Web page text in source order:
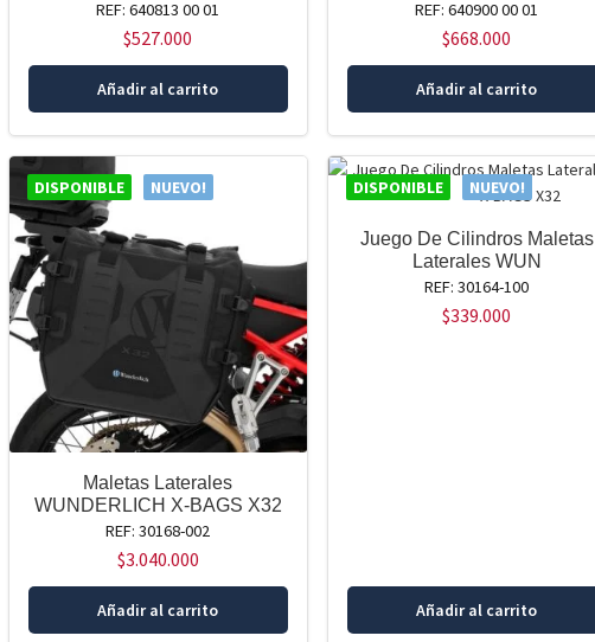
REF: 640813 00 01
$527.000
Añadir al carrito
REF: 640900 00 01
$668.000
Añadir al carrito
DISPONIBLE NUEVO!
Maletas Laterales
WUNDERLICH X-BAGS X32
REF: 30168-002
$3.040.000
Añadir al carrito
DISPONIBLE NUEVO!
Juego De Cilindros Maletas
Laterales WUN
REF: 30164-100
$339.000
Añadir al carrito